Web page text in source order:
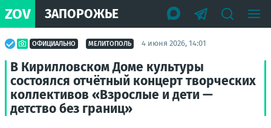
ZOV ЗАПОРОЖЬЕ
ОФИЦИАЛЬНО МЕЛИТОПОЛЬ 4 июня 2026, 14:01
В Кирилловском Доме культуры
состоялся отчётный концерт творческих
коллективов «Взрослые и дети —
детство без границ»